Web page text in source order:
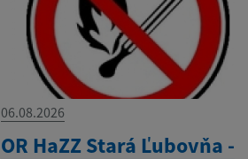
06.08.2026
OR HaZZ Stará Ľubovňa -